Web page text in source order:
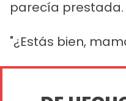
parecía prestada.
"¿Estás bien,